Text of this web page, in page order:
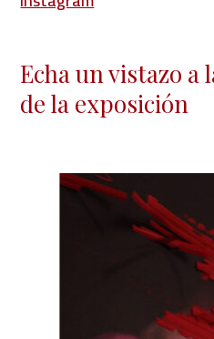
Echa un vistazo a
de la exposición